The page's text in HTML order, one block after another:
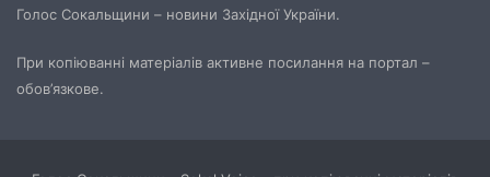
Голос Сокальщини – новини Західної України.
При копіюванні матеріалів активне посилання на портал –
обов’язкове.